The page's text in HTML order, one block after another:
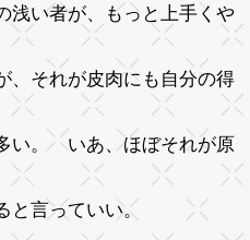
い者が、もっと上手くや
、それが皮肉にも自分の得
い。 いあ、ほぼそれが原
と言っていい。